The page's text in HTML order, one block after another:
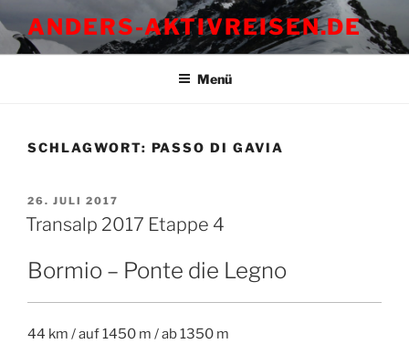
Inhalt
springen
ANDERS-AKTIVREISEN.DE
Menü
SCHLAGWORT: PASSO DI GAVIA
VERÖFFENTLICHT
AM
26. JULI 2017
Transalp 2017 Etappe 4
Bormio – Ponte die Legno
44 km / auf 1450 m / ab 1350 m